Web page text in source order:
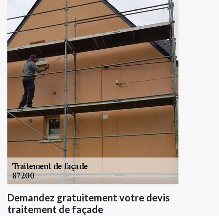
Demandez gratuitement votre devis
traitement de façade